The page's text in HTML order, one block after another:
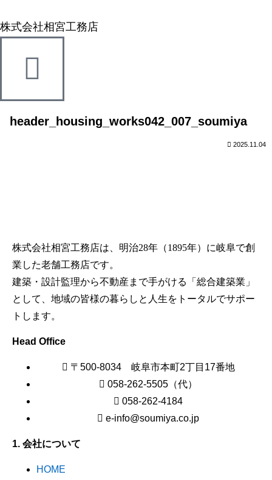
株式会社相宮工務店
header_housing_works042_007_soumiya
2025.11.04
株式会社相宮工務店は、 明治28年（1895年）に岐阜で創
業した老舗工務店です。
建築・設計監理から不動産まで手がける「総合建築業」
として、地域の皆様の暮らしと人生をトータルでサポー
トします。
Head Office
〒500-8034 岐阜市本町2丁目17番地
058-262-5505（代）
058-262-4184
e-info@soumiya.co.jp
1. 会社について
HOME